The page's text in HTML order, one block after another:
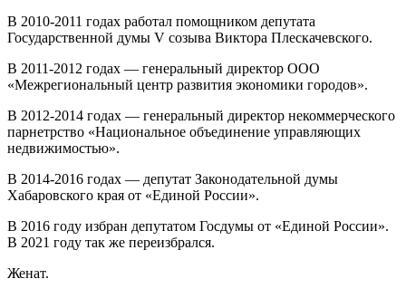
В 2010-2011 годах работал помощником депутата
Государственной думы V созыва Виктора Плескачевского.
В 2011-2012 годах — генеральный директор ООО
«Межрегиональный центр развития экономики городов».
В 2012-2014 годах — генеральный директор некоммерческого
парнетрство «Национальное объединение управляющих
недвижимостью».
В 2014-2016 годах — депутат Законодательной думы
Хабаровского края от «Единой России».
В 2016 году избран депутатом Госдумы от «Единой России».
В 2021 году так же переизбрался.
Женат.